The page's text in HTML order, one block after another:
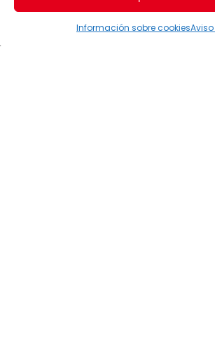
Información sobre cookies